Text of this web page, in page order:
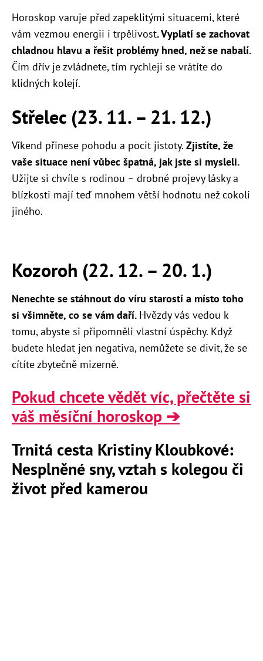
Horoskop varuje před zapeklitými situacemi, které
vám vezmou energii i trpělivost. Vyplatí se zachovat
chladnou hlavu a řešit problémy hned, než se nabalí.
Čím dřív je zvládnete, tím rychleji se vrátíte do
klidných kolejí.
Střelec (23. 11. – 21. 12.)
Víkend přinese pohodu a pocit jistoty. Zjistíte, že
vaše situace není vůbec špatná, jak jste si mysleli.
Užijte si chvíle s rodinou – drobné projevy lásky a
blízkosti mají teď mnohem větší hodnotu než cokoli
jiného.
Kozoroh (22. 12. – 20. 1.)
Nenechte se stáhnout do víru starostí a místo toho
si všimněte, co se vám daří. Hvězdy vás vedou k
tomu, abyste si připomněli vlastní úspěchy. Když
budete hledat jen negativa, nemůžete se divit, že se
cítíte zbytečně mizerně.
Pokud chcete vědět víc, přečtěte si
váš měsíční horoskop ➔
Trnitá cesta Kristiny Kloubkové:
Nesplněné sny, vztah s kolegou či
život před kamerou